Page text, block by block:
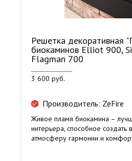
Решетка декоративная
биокаминов Elliot 900,
Flagman 700
3 600 руб.
Производитель: ZeFire
Живое пламя биокамина –
интерьера, способное
атмосферу гармонии и